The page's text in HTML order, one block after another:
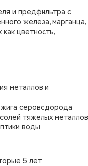
и предфильтра с
железа, марганца,
цветность,
металлов и
сероводорода
тяжелых металлов
воды
5 лет